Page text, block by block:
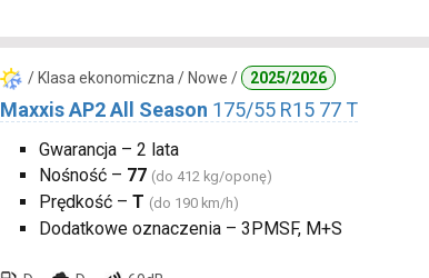
/ Klasa ekonomiczna / Nowe / 2025/2026
Maxxis AP2 All Season 175/55 R15 77 T
Gwarancja – 2 lata
Nośność – 77 (do 412 kg/oponę)
Prędkość – T (do 190 km/h)
Dodatkowe oznaczenia – 3PMSF, M+S